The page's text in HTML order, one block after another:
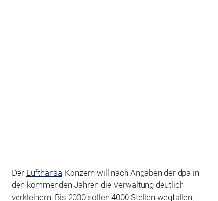
Der Lufthansa-Konzern will nach Angaben der dpa in
den kommenden Jahren die Verwaltung deutlich
verkleinern. Bis 2030 sollen 4000 Stellen wegfallen,